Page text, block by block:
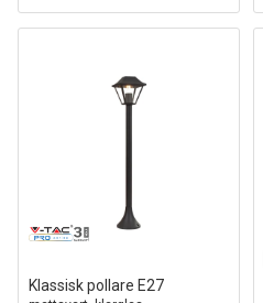
Klassisk pollare E27